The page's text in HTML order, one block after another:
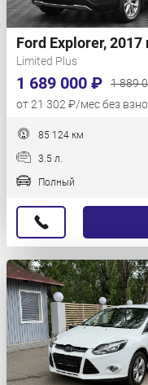
Ford Explorer, 2017
Limited Plus
1 689 000 ₽
1 889
от 21 302 ₽/мес без
85 124 км
3.5 л.
Полный